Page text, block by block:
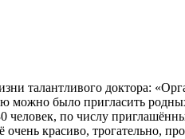
талантливого доктора:
можно было пригласить
по числу
красиво, трогательно,